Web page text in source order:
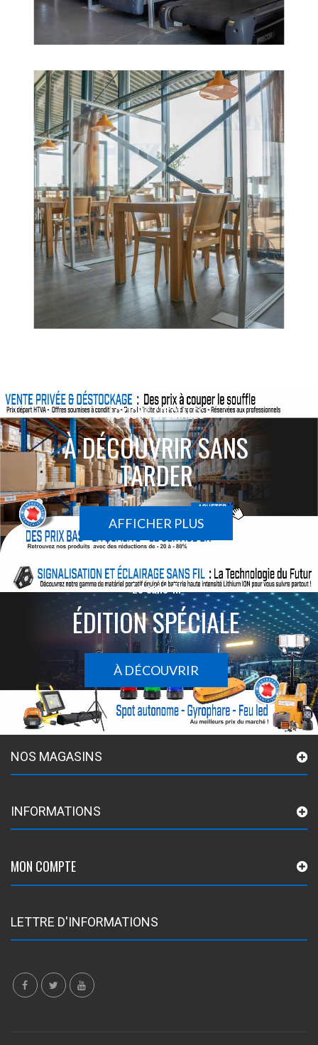
ACTIONS SPÉCIALES
À DÉCOUVRIR SANS
TARDER
AFFICHER PLUS
Le sans-fil
ÉDITION SPÉCIALE
À DÉCOUVRIR
NOS MAGASINS
INFORMATIONS
MON COMPTE
LETTRE D'INFORMATIONS